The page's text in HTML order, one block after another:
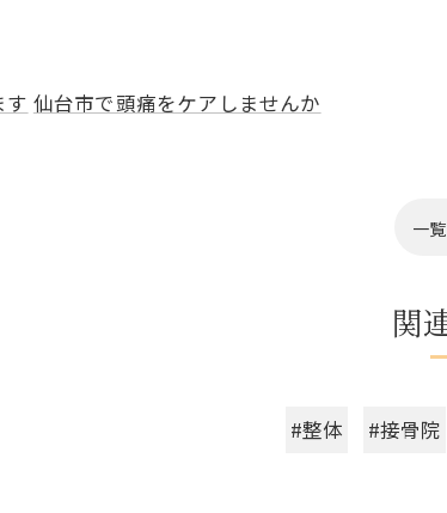
す 仙台市で頭痛をケアしませんか
一
関
#整体 #接骨院